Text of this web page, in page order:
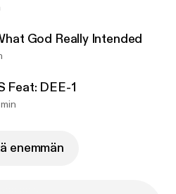
God Really Intended
Feat: DEE-1
min
enemmän